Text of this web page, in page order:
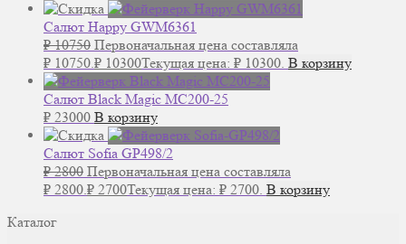
Салют Happy GWM6361
₽10750 Первоначальная цена составляла
₽ 10750. ₽ 10300Текущая цена: ₽ 10300. В корзину
Салют Black Magic MC200-25
₽ 23000 В корзину
Салют Sofia GP498/2
₽2800 Первоначальная цена составляла
₽ 2800. ₽ 2700Текущая цена: ₽ 2700. В корзину
Каталог